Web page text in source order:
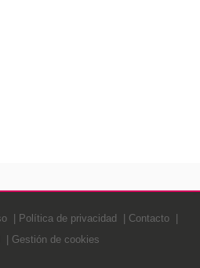
Política de privacidad
Contacto
Gestión de cookies